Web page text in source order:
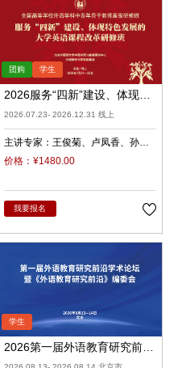
2026服务“四新”建设、体现特
色发展的大学英语课程改革
2026.07.23- 2026.12.31 线上
主讲专家： 王俊菊 卢凤香
孙
瑜
柳睿
价格：¥1480.00
我要报名
2026第一届外语教育研究前沿
学术论坛暨《外语教育研究前